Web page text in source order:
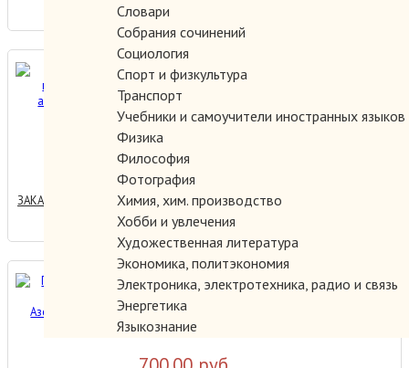
Словари
Собрания сочинений
Социология
Спорт и физкультура
Транспорт
Учебники и самоучители иностранных языков
Физика
Философия
Фотография
Химия, хим. производство
Хобби и увлечения
Художественная литература
Экономика, политэкономия
Электроника, электротехника, радио и связь
Энергетика
Языкознание
Памятники грузинской
архитектуры.
1000.00 руб.
ЗАКАЗАТЬ
Продуктивная толща
Азербайджана.